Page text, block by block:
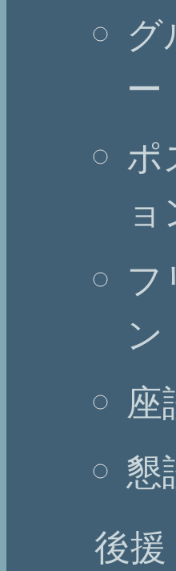
ー
ポ
ョ
ン
座
懇
後